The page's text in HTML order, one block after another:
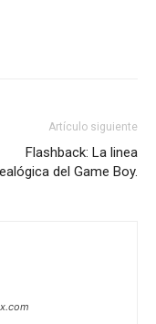
Artículo siguiente
Flashback: La linea
del Game Boy.